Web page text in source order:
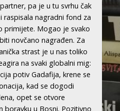
pa je u tu svrhu čak
nagradni fond za
primijete. Mogao je svako
novčano nagrađen. Za
strast je u nas toliko
na svaki globalni mig:
potiv Gadafija, krene se
kad se dogodi
opet se otvore
boravku u Bosni. Pozitivno